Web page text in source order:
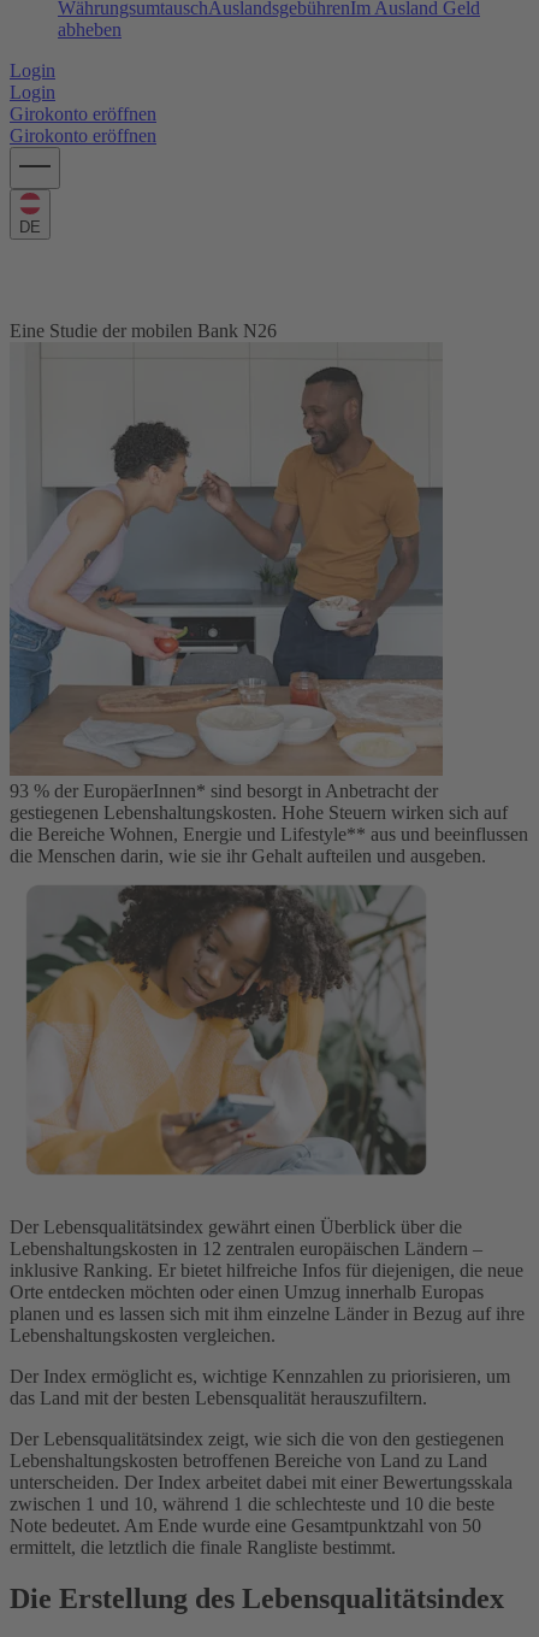
WährungsumtauschAuslandsgebührenIm Ausland Geld
abheben
Login
Login
Girokonto eröffnen
Girokonto eröffnen
DE
Eine Studie der mobilen Bank N26
93 % der EuropäerInnen* sind besorgt in Anbetracht der
gestiegenen Lebenshaltungskosten. Hohe Steuern wirken sich auf
die Bereiche Wohnen, Energie und Lifestyle** aus und beeinflussen
die Menschen darin, wie sie ihr Gehalt aufteilen und ausgeben.
Der Lebensqualitätsindex gewährt einen Überblick über die
Lebenshaltungskosten in 12 zentralen europäischen Ländern –
inklusive Ranking. Er bietet hilfreiche Infos für diejenigen, die neue
Orte entdecken möchten oder einen Umzug innerhalb Europas
planen und es lassen sich mit ihm einzelne Länder in Bezug auf ihre
Lebenshaltungskosten vergleichen.
Der Index ermöglicht es, wichtige Kennzahlen zu priorisieren, um
das Land mit der besten Lebensqualität herauszufiltern.
Der Lebensqualitätsindex zeigt, wie sich die von den gestiegenen
Lebenshaltungskosten betroffenen Bereiche von Land zu Land
unterscheiden. Der Index arbeitet dabei mit einer Bewertungsskala
zwischen 1 und 10, während 1 die schlechteste und 10 die beste
Note bedeutet. Am Ende wurde eine Gesamtpunktzahl von 50
ermittelt, die letztlich die finale Rangliste bestimmt.
Die Erstellung des Lebensqualitätsindex